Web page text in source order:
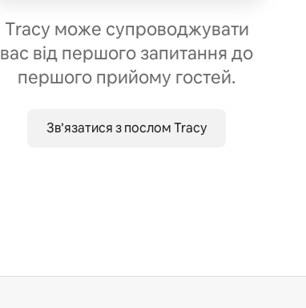
Tracy може супроводжувати
вас від першого запитання до
першого прийому гостей.
Зв’язатися з послом Tracy